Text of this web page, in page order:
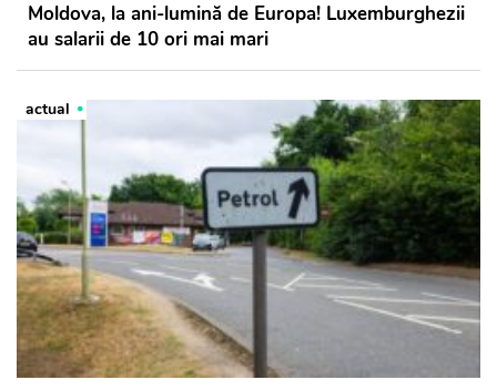
Moldova, la ani-lumină de Europa! Luxemburghezii
au salarii de 10 ori mai mari
actual